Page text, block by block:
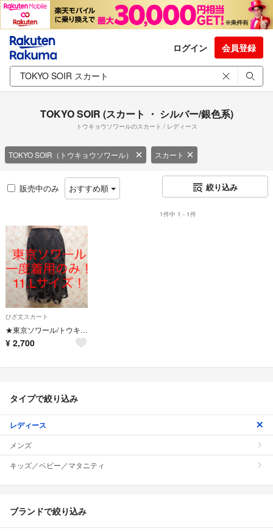
ログイン 会員登録
TOKYO SOIR (スカート ・ シルバー/銀色系)
トウキョウソワールのスカート / レディース
TOKYO SOIR（トウキョウソワール） スカート
販売中のみ おすすめ順 絞り込み
1件中 1 - 1件
ひざ丈スカート
★東京ソワール/トウキョウソワール★大きいサイズ！フレアスカート11(L)春夏秋
¥ 2,700
タイプで絞り込み
レディース
メンズ
キッズ／ベビー／マタニティ
ブランドで絞り込み